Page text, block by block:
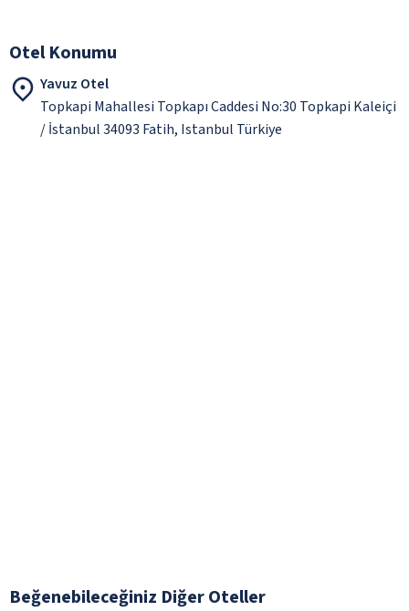
Otel Konumu
Yavuz Otel
Topkapi Mahallesi Topkapı Caddesi No:30 Topkapi Kaleiçi
/ İstanbul 34093 Fatih, Istanbul Türkiye
Beğenebileceğiniz Diğer Oteller